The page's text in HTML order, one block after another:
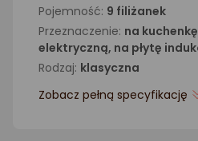
Pojemność: 9 filiżanek
Przeznaczenie: na
elektryczną, na płytę
Rodzaj: klasyczna
Zobacz pełną specyfikację